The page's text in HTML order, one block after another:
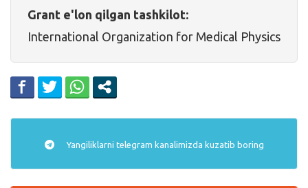
Grant e'lon qilgan tashkilot:
International Organization for Medical Physics
Yangiliklarni telegram kanalimizda kuzatib boring